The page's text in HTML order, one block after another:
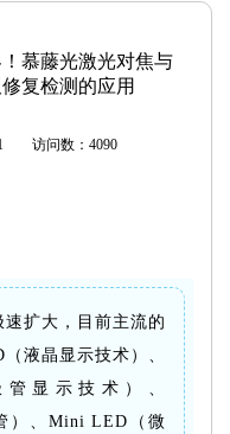
慕藤光激光对焦与
复检测的应用
访问数：4090
扩大，目前主流的
液晶显示技术）、
显示技术）、
）、Mini LED（微